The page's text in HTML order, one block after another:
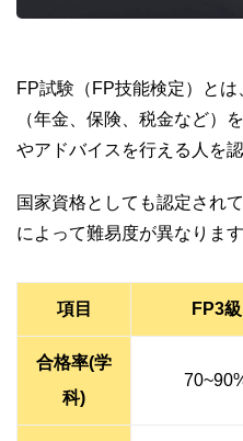
FP試験（FP技能検定）と
（年金、保険、税金など）
やアドバイスを行える人を
国家資格としても認定され
によって難易度が異なります
項目 FP3級
合格率(学
科)